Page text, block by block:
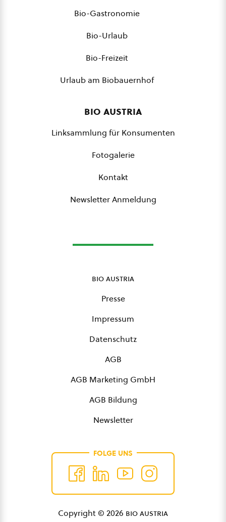
Bio-Gastronomie
Bio-Urlaub
Bio-Freizeit
Urlaub am Biobauernhof
bio austria
Linksammlung für Konsumenten
Fotogalerie
Kontakt
Newsletter Anmeldung
bio austria
Presse
Impressum
Datenschutz
AGB
AGB Marketing GmbH
AGB Bildung
Newsletter
FOLGE UNS
Copyright © 2026 bio austria